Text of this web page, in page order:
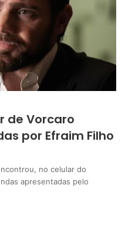
de Vorcaro
por Efraim Filho
no celular do
apresentadas pelo